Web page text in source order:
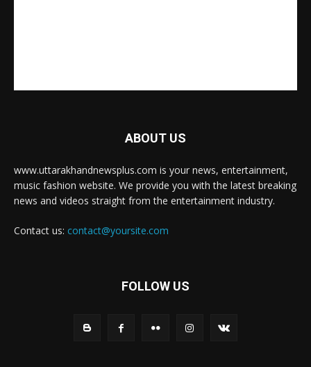
ABOUT US
www.uttarakhandnewsplus.com is your news, entertainment,
music fashion website. We provide you with the latest breaking
news and videos straight from the entertainment industry.
Contact us: contact@yoursite.com
FOLLOW US